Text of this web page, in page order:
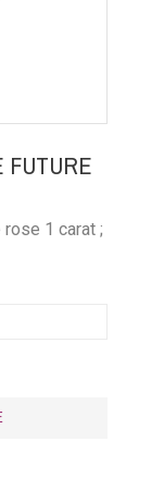
FUTURE
rose 1 carat ;